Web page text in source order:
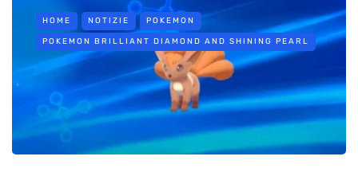
HOME NOTIZIE POKEMON
POKEMON BRILLIANT DIAMOND AND SHINING PEARL